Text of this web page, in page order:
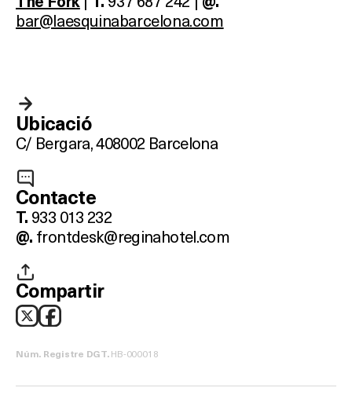
TERRASSES
SPAS
Activitats
bar@laesquinabarcelona.com
Ubicació
C/ Bergara, 408002 Barcelona
Contacte
T. 933 013 232
@. frontdesk@reginahotel.com
Compartir
Núm. Registre DGT. HB-000018